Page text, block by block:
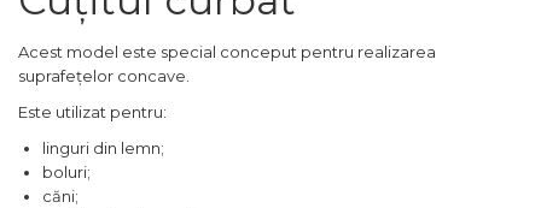
auto
esapament
Scule de Mana
Acest model este special conceput pentru realizarea
suprafețelor concave.
Este utilizat pentru:
linguri din lemn;
boluri;
căni;